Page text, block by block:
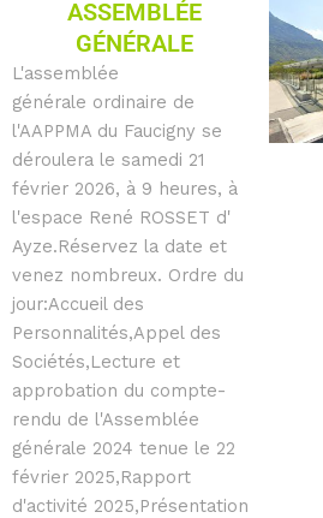
ASSEMBLÉE
GÉNÉRALE
L'assemblée
générale ordinaire de
l'AAPPMA du Faucigny se
déroulera le samedi 21
février 2026, à 9 heures, à
l'espace René ROSSET d'
Ayze.Réservez la date et
venez nombreux. Ordre du
jour:Accueil des
Personnalités,Appel des
Sociétés,Lecture et
approbation du compte-
rendu de l'Assemblée
générale 2024 tenue le 22
février 2025,Rapport
d'activité 2025,Présentation